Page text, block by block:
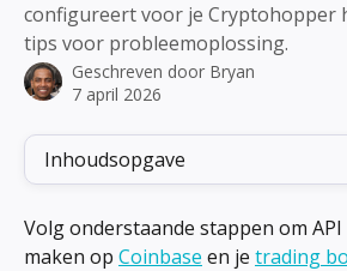
configureert voor je Cryptohopper
tips voor probleemoplossing.
Geschreven door Bryan
7 april 2026
Inhoudsopgave
Volg onderstaande stappen om API
maken op Coinbase en je trading